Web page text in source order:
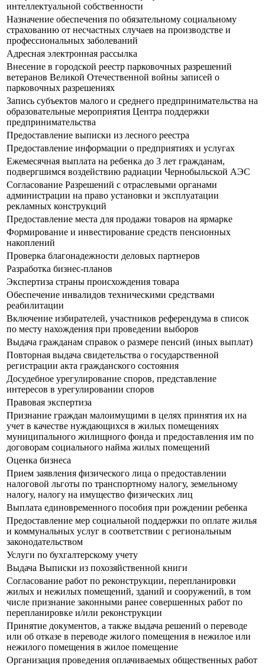
интеллектуальной собственности
Назначение обеспечения по обязательному социальному
страхованию от несчастных случаев на производстве и
профессиональных заболеваний
Адресная электронная рассылка
Внесение в городской реестр парковочных разрешений
ветеранов Великой Отечественной войны записей о
парковочных разрешениях
Запись субъектов малого и среднего предпринимательства на
образовательные мероприятия Центра поддержки
предпринимательства
Предоставление выписки из лесного реестра
Предоставление информации о предприятиях и услугах
Ежемесячная выплата на ребенка до 3 лет гражданам,
подвергшимся воздействию радиации Чернобыльской АЭС
Согласование Разрешений с отраслевыми органами
администрации на право установки и эксплуатации
рекламных конструкций
Предоставление места для продажи товаров на ярмарке
Формирование и инвестирование средств пенсионных
накоплений
Проверка благонадежности деловых партнеров
Разработка бизнес-планов
Экспертиза страны происхождения товара
Обеспечение инвалидов техническими средствами
реабилитации
Включение избирателей, участников референдума в список
по месту нахождения при проведении выборов
Выдача гражданам справок о размере пенсий (иных выплат)
Повторная выдача свидетельства о государственной
регистрации акта гражданского состояния
Досудебное урегулирование споров, представление
интересов в урегулировании споров
Правовая экспертиза
Признание граждан малоимущими в целях принятия их на
учет в качестве нуждающихся в жилых помещениях
муниципального жилищного фонда и предоставления им по
договорам социального найма жилых помещений
Оценка бизнеса
Прием заявления физического лица о предоставлении
налоговой льготы по транспортному налогу, земельному
налогу, налогу на имущество физических лиц
Выплата единовременного пособия при рождении ребенка
Предоставление мер социальной поддержки по оплате жилья
и коммунальных услуг в соответствии с региональным
законодательством
Услуги по бухгалтерскому учету
Выдача Выписки из похозяйственной книги
Согласование работ по реконструкции, перепланировки
жилых и нежилых помещений, зданий и сооружений, в том
числе признание законными ранее совершенных работ по
перепланировке и/или реконструкции
Принятие документов, а также выдача решений о переводе
или об отказе в переводе жилого помещения в нежилое или
нежилого помещения в жилое помещение
Организация проведения оплачиваемых общественных работ